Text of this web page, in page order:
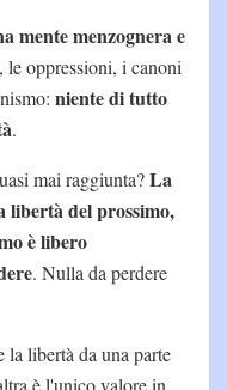
mente menzognera e
le oppressioni, i canoni
niente di tutto
.
mai raggiunta?La
libertà del prossimo,
è libero
. Nulla da perdere
la libertà da una parte
è l'unico valore in